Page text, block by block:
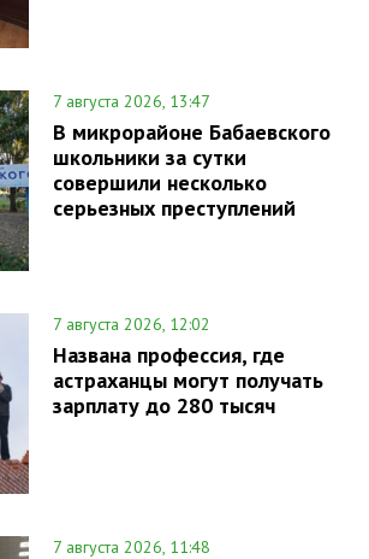
7 августа 2026, 13:47
В микрорайоне Бабаевского
школьники за сутки
совершили несколько
серьезных преступлений
7 августа 2026, 12:02
Названа профессия, где
астраханцы могут получать
зарплату до 280 тысяч
7 августа 2026, 11:48